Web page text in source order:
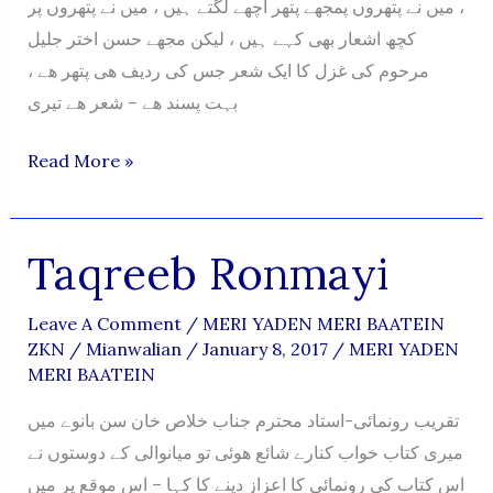
، میں نے پتهروں پمجھے پتھر اچھے لگتے ہیں ، میں نے پتهروں پر
کچھ اشعار بھی کہے ہیں ، لیکن مجھے حسن اختر جلیل
مرحوم کی غزل کا ایک شعر جس کی ردیف ھی پتھر ھے ،
بہت پسند ھے – شعر ھے تیری
Pathar
Naqsh
Read More »
Taqreeb Ronmayi
Leave A Comment / MERI YADEN MERI BAATEIN
ZKN / Mianwalian / January 8, 2017 / MERI YADEN
MERI BAATEIN
تقریب رونمائی-استاد محترم جناب خلاص خان سن بانوے میں
میری کتاب خواب کنارے شائع ھوئی تو میانوالی کے دوستوں نے
اس کتاب کی رونمائی کا اعزاز دینے کا کہا – اس موقع پر میں